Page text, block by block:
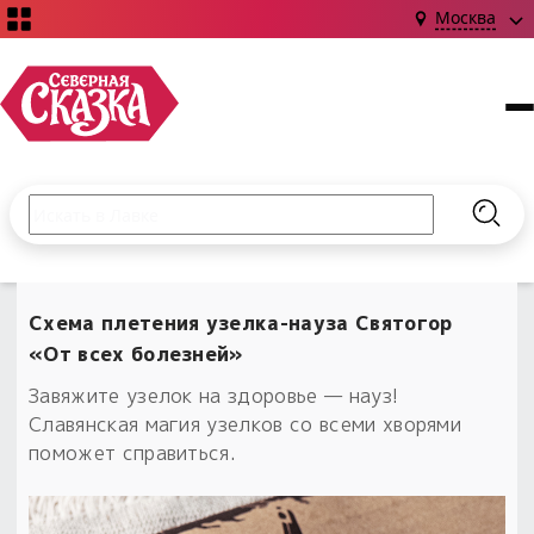
Москва
Книги
Издания о Славянской культуре и ведовстве
Коллекции
Наборы для курсов и книг
Обереги славян нательные
Сказки
Гадание
Магия
С чего начать?
Материалы
Для алтаря
Расходные материалы
Новинки ›
Готовые заговоры
Введите текст и нажмите кнопку «Найти», чтобы
Схема плетения узелка-науза Святогор
«От всех болезней»
Завяжите узелок на здоровье — науз!
Славянская магия узелков со всеми хворями
поможет справиться.